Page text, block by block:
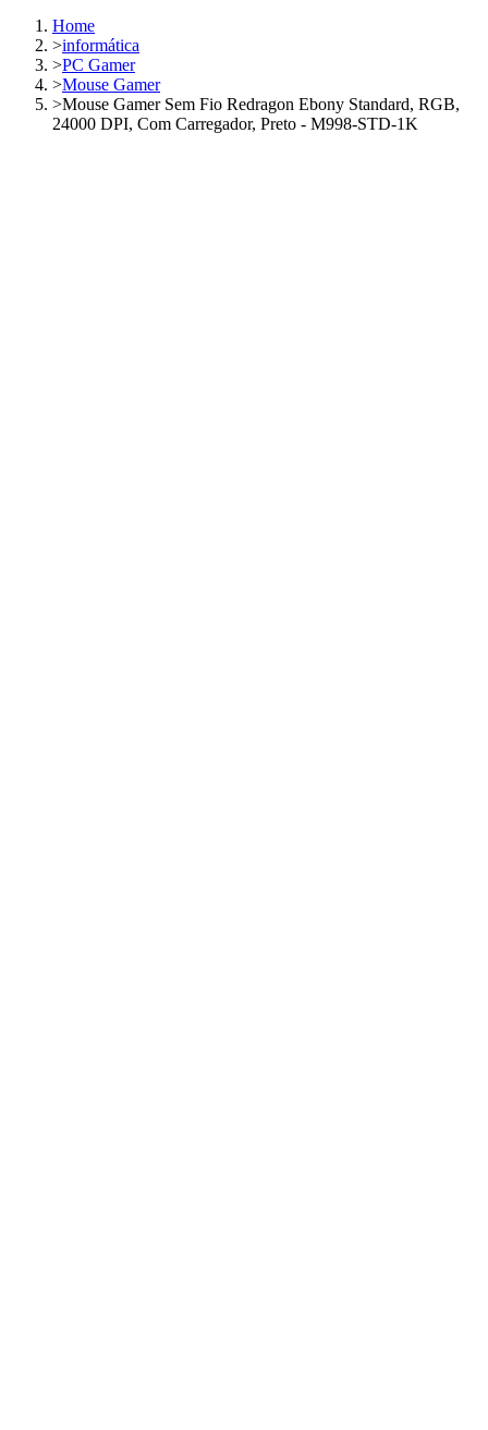
Home
>informática
>PC Gamer
>Mouse Gamer
>Mouse Gamer Sem Fio Redragon Ebony Standard, RGB,
24000 DPI, Com Carregador, Preto - M998-STD-1K